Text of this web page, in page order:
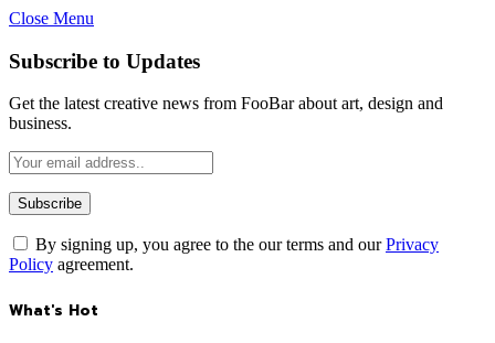
Close Menu
Subscribe to Updates
Get the latest creative news from FooBar about art, design and
business.
By signing up, you agree to the our terms and ourPrivacy
Policy agreement.
What's Hot